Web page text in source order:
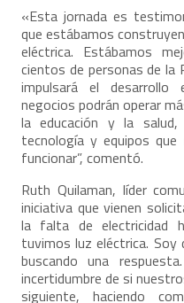
«Esta jornada es
que estábamos
eléctrica. Estábamos
cientos de personas de la
impulsará el
negocios podrán operar
la educación y la
tecnología y equipos que
funcionar”, comentó.
Ruth Quilaman, líder
iniciativa que vienen
la falta de electricidad
tuvimos luz eléctrica.
buscando una
incertidumbre de si
siguiente, haciendo